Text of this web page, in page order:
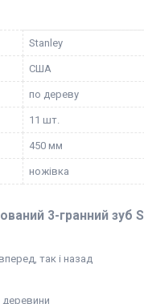
Stanley
США
по дереву
11 шт.
450 мм
ножівка
3-гранний зуб
так і назад